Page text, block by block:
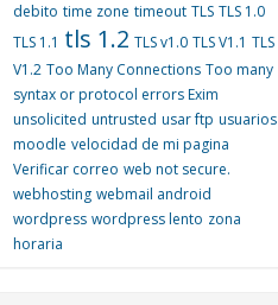
debito time zone timeout TLS TLS 1.0
TLS 1.1 tls 1.2 TLS v1.0 TLS V1.1 TLS
V1.2 Too Many Connections Too many
syntax or protocol errors Exim
unsolicited untrusted usar ftp usuarios
moodle velocidad de mi pagina
Verificar correo web not secure.
webhosting webmail android
wordpress wordpress lento zona
horaria